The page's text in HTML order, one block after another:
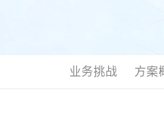
业务挑战 方案